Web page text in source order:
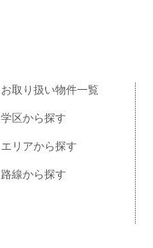
お取り扱い物件一覧
学区から探す
エリアから探す
路線から探す